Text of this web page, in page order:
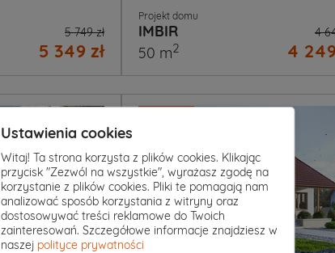
5 749 zł
5 349 zł
Projekt domu
IMBIR 4
4
50 m2
Ustawienia cookies
Witaj! Ta strona korzysta z plików cookies. Klikając
przycisk "Zezwól na wszystkie", wyrażasz zgodę na
korzystanie z plików cookies. Pliki te pomagają nam
analizować sposób korzystania z witryny oraz
dostosowywać treści reklamowe do Twoich
zainteresowań. Szczegółowe informacje znajdziesz w
naszej polityce prywatności